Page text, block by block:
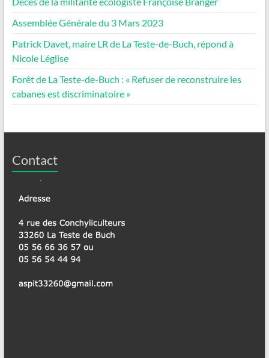
Assemblée Générale du 3 Mars 2023
Patrick Davet, maire LR de La Teste-de-Buch, répond à
Nicole Léglise
Forêt de La Teste-de-Buch : « Refuser de reconstruire les
cabanes est discriminatoire »
Contact